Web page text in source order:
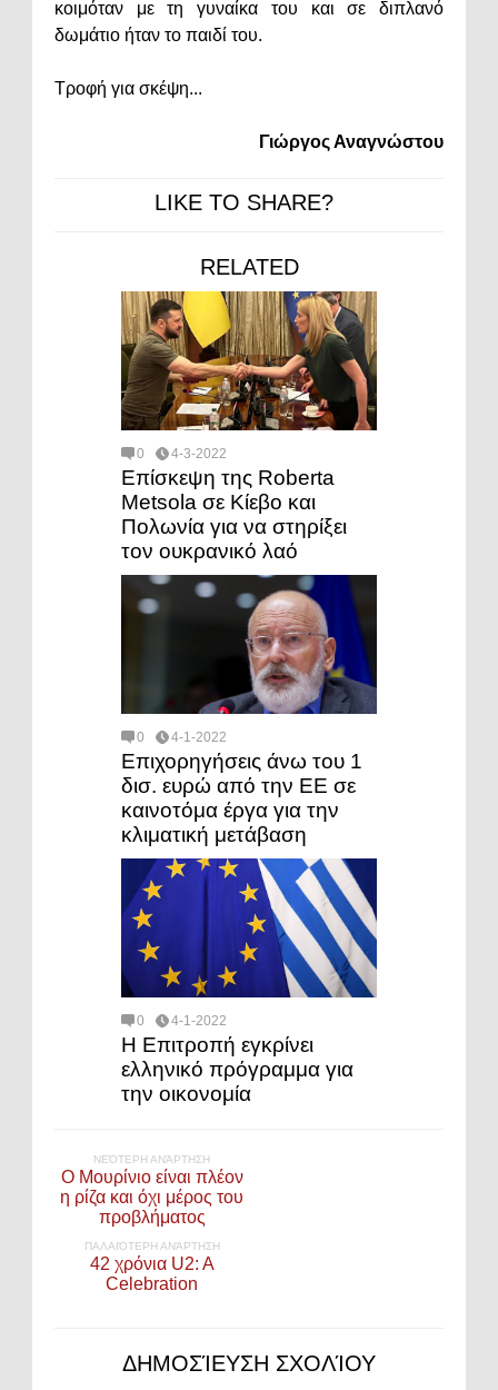
κοιμόταν με τη γυναίκα του και σε διπλανό
δωμάτιο ήταν το παιδί του.
Τροφή για σκέψη...
Γιώργος Αναγνώστου
LIKE TO SHARE?
RELATED
0 4-3-2022
Επίσκεψη της Roberta
Metsola σε Κίεβο και
Πολωνία για να στηρίξει
τον ουκρανικό λαό
0 4-1-2022
Επιχορηγήσεις άνω του 1
δισ. ευρώ από την ΕΕ σε
καινοτόμα έργα για την
κλιματική μετάβαση
0 4-1-2022
Η Επιτροπή εγκρίνει
ελληνικό πρόγραμμα για
την οικονομία
ΝΕΌΤΕΡΗ ΑΝΆΡΤΗΣΗ
O Moυρίνιο είναι πλέον
η ρίζα και όχι μέρος του
προβλήματος
ΠΑΛΑΙΌΤΕΡΗ ΑΝΆΡΤΗΣΗ
42 χρόνια U2: A
Celebration
ΔΗΜΟΣΊΕΥΣΗ ΣΧΟΛΊΟΥ